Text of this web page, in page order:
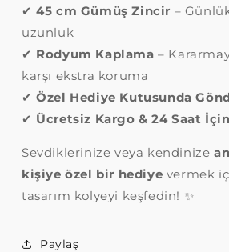
✔45 cm Gümüş Zincir –
uzunluk
✔ Rodyum Kaplama –
karşı ekstra koruma
✔Özel Hediye Kutusunda
✔ Ücretsiz Kargo & 24 Saat
Sevdiklerinize veya kendinize
kişiye özel bir hediye vermek
tasarım kolyeyi keşfedin! ✨
Paylaş